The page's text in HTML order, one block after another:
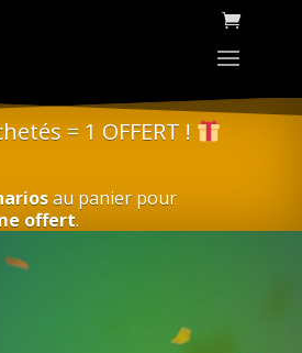
= 1 OFFERT !
au panier pour
offert.